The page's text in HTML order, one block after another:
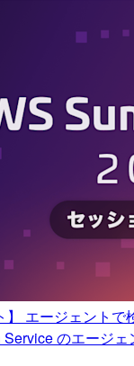
】 エージェントで
のエージ